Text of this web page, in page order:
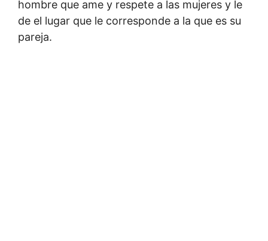
hombre que ame y respete a las mujeres y le
de el lugar que le corresponde a la que es su
pareja.